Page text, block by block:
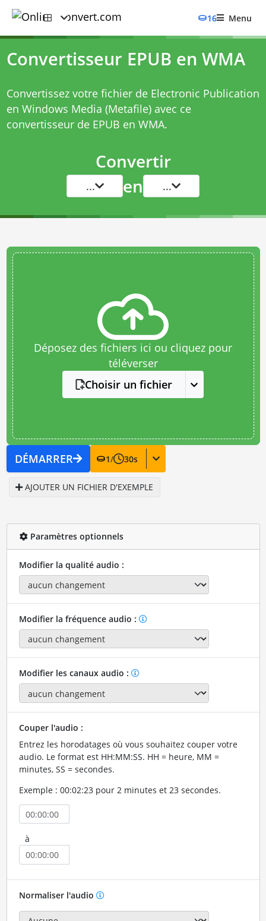
16 Menu
Convertisseur EPUB en WMA
Convertissez votre fichier de Electronic Publication
en Windows Media (Metafile) avec ce
convertisseur de EPUB en WMA.
Convertir
... en ...
Déposez des fichiers ici ou cliquez pour
téléverser
Choisir un fichier
DÉMARRER 1/ 30s
AJOUTER UN FICHIER D'EXEMPLE
Paramètres optionnels
Modifier la qualité audio :
Modifier la fréquence audio :
Modifier les canaux audio :
Couper l'audio :
Entrez les horodatages où vous souhaitez couper votre
audio. Le format est HH:MM:SS. HH = heure, MM =
minutes, SS = secondes.
Exemple : 00:02:23 pour 2 minutes et 23 secondes.
à
Normaliser l'audio